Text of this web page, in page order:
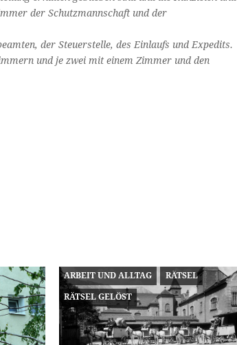
der Schutzmannschaft und der
der Steuerstelle, des Einlaufs und Expedits.
und je zwei mit einem Zimmer und den
ARBEIT UND ALLTAG RÄTSEL
RÄTSEL GELÖST